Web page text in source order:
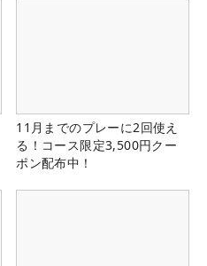
11月までのプレーに2回使え
る！コース限定3,500円クー
ポン配布中！